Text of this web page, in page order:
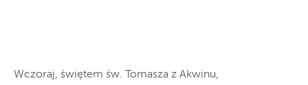
Wczoraj, świętem św. Tomasza z Akwinu,